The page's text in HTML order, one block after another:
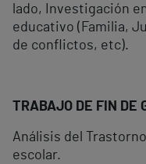
lado, Investigación
educativo (Familia,
de conflictos, etc).
TRABAJO DE FIN
Análisis del
escolar.